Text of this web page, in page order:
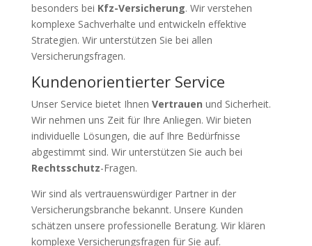
besonders bei Kfz-Versicherung. Wir verstehen
komplexe Sachverhalte und entwickeln effektive
Strategien. Wir unterstützen Sie bei allen
Versicherungsfragen.
Kundenorientierter Service
Unser Service bietet Ihnen Vertrauen und Sicherheit.
Wir nehmen uns Zeit für Ihre Anliegen. Wir bieten
individuelle Lösungen, die auf Ihre Bedürfnisse
abgestimmt sind. Wir unterstützen Sie auch bei
Rechtsschutz-Fragen.
Wir sind als vertrauenswürdiger Partner in der
Versicherungsbranche bekannt. Unsere Kunden
schätzen unsere professionelle Beratung. Wir klären
komplexe Versicherungsfragen für Sie auf.